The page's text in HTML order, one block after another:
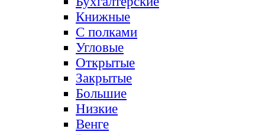
Книжные
С полками
Угловые
Открытые
Закрытые
Большие
Низкие
Венге